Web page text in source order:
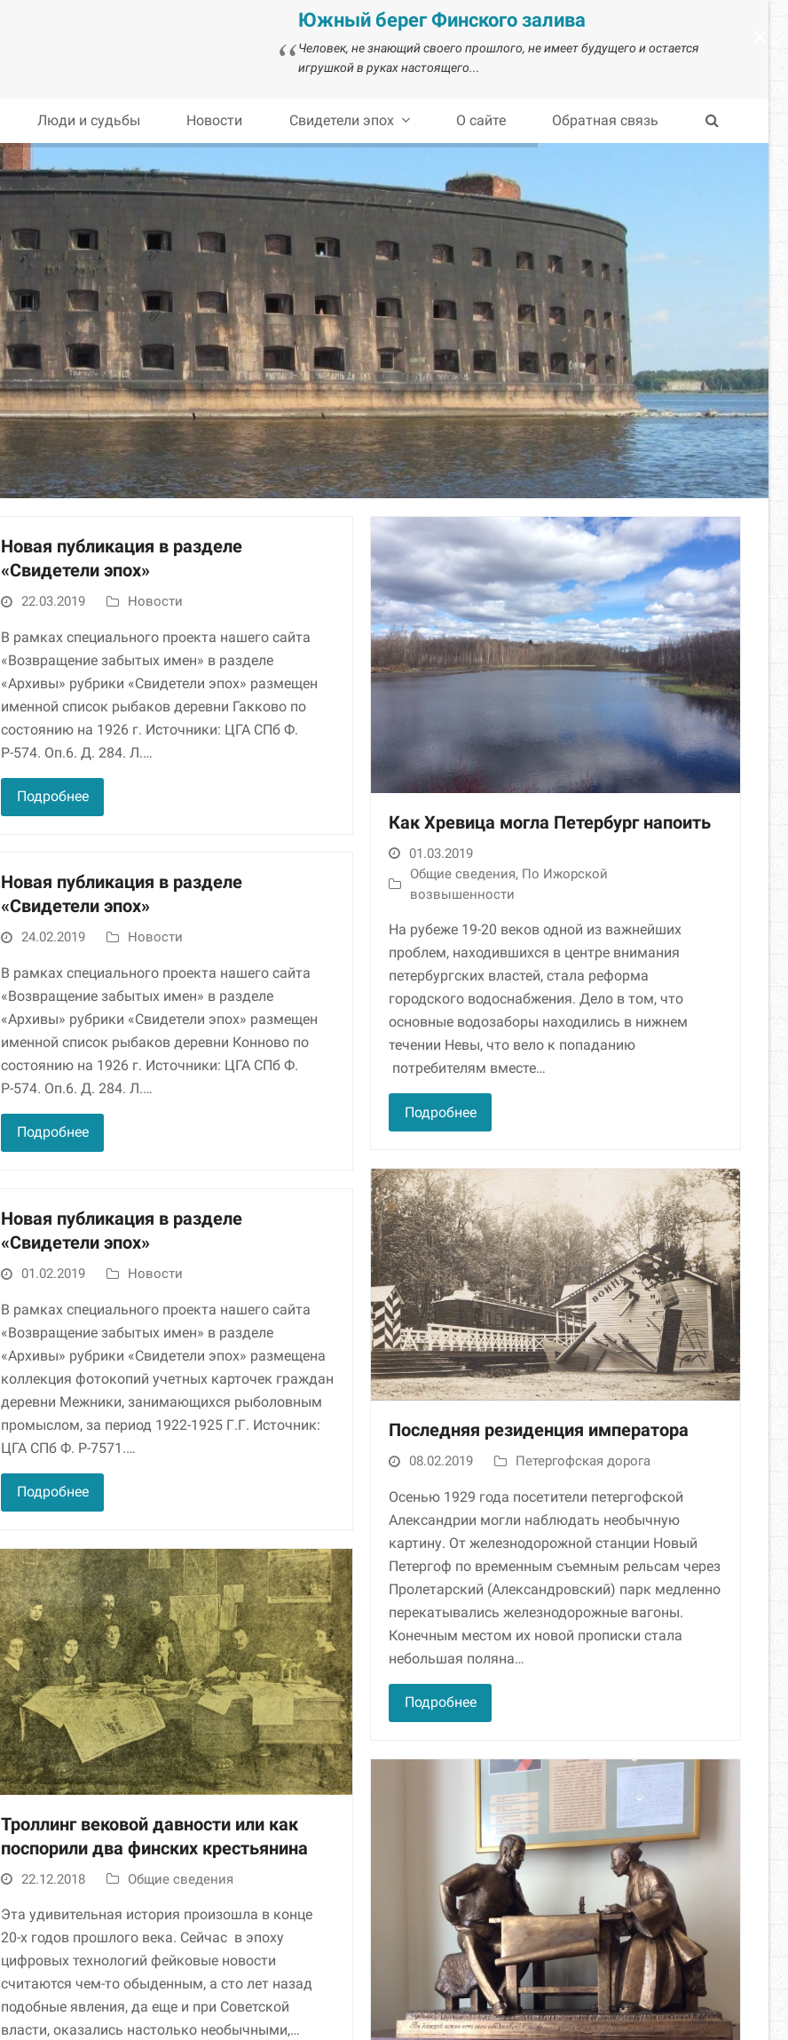
Южный берег Финского залива
Человек, не знающий своего прошлого, не имеет будущего и остается
игрушкой в руках настоящего...
Люди и судьбы Новости Свидетели эпох О сайте Обратная связь
Новая публикация в разделе
«Свидетели эпох»
22.03.2019 Новости
В рамках специального проекта нашего сайта
«Возвращение забытых имен» в разделе
«Архивы» рубрики «Свидетели эпох» размещен
именной список рыбаков деревни Гакково по
состоянию на 1926 г. Источники: ЦГА СПб Ф.
Р-574. Оп.6. Д. 284. Л.…
Подробнее
Как Хревица могла Петербург напоить
01.03.2019
Общие сведения, По Ижорской
возвышенности
На рубеже 19-20 веков одной из важнейших
проблем, находившихся в центре внимания
петербургских властей, стала реформа
городского водоснабжения. Дело в том, что
основные водозаборы находились в нижнем
течении Невы, что вело к попаданию
потребителям вместе…
Подробнее
Новая публикация в разделе
«Свидетели эпох»
24.02.2019 Новости
В рамках специального проекта нашего сайта
«Возвращение забытых имен» в разделе
«Архивы» рубрики «Свидетели эпох» размещен
именной список рыбаков деревни Конново по
состоянию на 1926 г. Источники: ЦГА СПб Ф.
Р-574. Оп.6. Д. 284. Л.…
Подробнее
Последняя резиденция императора
08.02.2019 Петергофская дорога
Осенью 1929 года посетители петергофской
Александрии могли наблюдать необычную
картину. От железнодорожной станции Новый
Петергоф по временным съемным рельсам через
Пролетарский (Александровский) парк медленно
перекатывались железнодорожные вагоны.
Конечным местом их новой прописки стала
небольшая поляна…
Подробнее
Новая публикация в разделе
«Свидетели эпох»
01.02.2019 Новости
В рамках специального проекта нашего сайта
«Возвращение забытых имен» в разделе
«Архивы» рубрики «Свидетели эпох» размещена
коллекция фотокопий учетных карточек граждан
деревни Межники, занимающихся рыболовным
промыслом, за период 1922-1925 Г.Г. Источник:
ЦГА СПб Ф. Р-7571.…
Подробнее
Троллинг вековой давности или как
поспорили два финских крестьянина
22.12.2018 Общие сведения
Эта удивительная история произошла в конце
20-х годов прошлого века. Сейчас в эпоху
цифровых технологий фейковые новости
считаются чем-то обыденным, а сто лет назад
подобные явления, да еще и при Советской
власти, оказались настолько необычными,…
обязательно. Они
необходимы для
функционирования
веб-сайта.
используется.
опыт
максимально
эффективной работы
нашего сайта во
время вашего
посещения, отказ от
Маркетинг
посещения нашего
сайта, вы повышаете
будете получать
персонализированный
контент и
предложения.